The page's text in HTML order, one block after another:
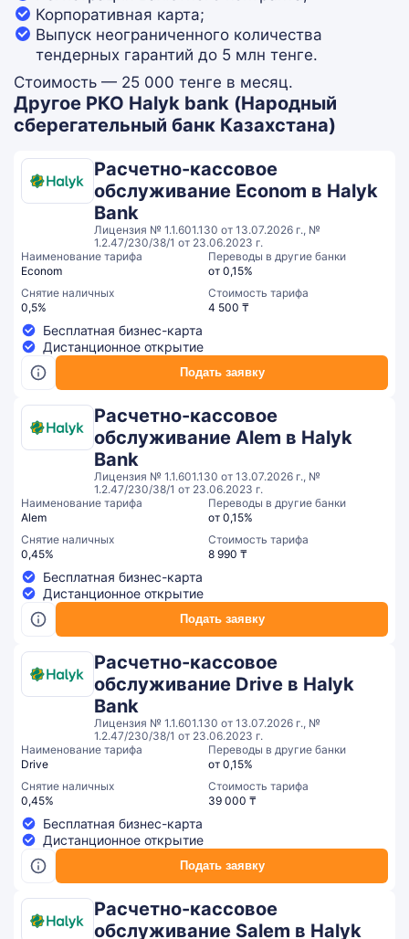
Корпоративная карта;
Выпуск неограниченного количества
тендерных гарантий до 5 млн тенге.
Стоимость — 25 000 тенге в месяц.
Другое РКО Halyk bank (Народный
сберегательный банк Казахстана)
Расчетно-кассовое
обслуживание Econom в Halyk
Bank
Лицензия № 1.1.601.130 от 13.07.2026 г., №
1.2.47/230/38/1 от 23.06.2023 г.
Наименование тарифа
Econom
Переводы в другие банки
от 0,15%
Снятие наличных
0,5%
Стоимость тарифа
4 500 ₸
Бесплатная бизнес-карта
Дистанционное открытие
Подать заявку
Расчетно-кассовое
обслуживание Alem в Halyk
Bank
Лицензия № 1.1.601.130 от 13.07.2026 г., №
1.2.47/230/38/1 от 23.06.2023 г.
Наименование тарифа
Alem
Переводы в другие банки
от 0,15%
Снятие наличных
0,45%
Стоимость тарифа
8 990 ₸
Бесплатная бизнес-карта
Дистанционное открытие
Подать заявку
Расчетно-кассовое
обслуживание Drive в Halyk
Bank
Лицензия № 1.1.601.130 от 13.07.2026 г., №
1.2.47/230/38/1 от 23.06.2023 г.
Наименование тарифа
Drive
Переводы в другие банки
от 0,15%
Снятие наличных
0,45%
Стоимость тарифа
39 000 ₸
Бесплатная бизнес-карта
Дистанционное открытие
Подать заявку
Расчетно-кассовое
обслуживание Salem в Halyk